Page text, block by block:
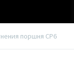
поршня CP6